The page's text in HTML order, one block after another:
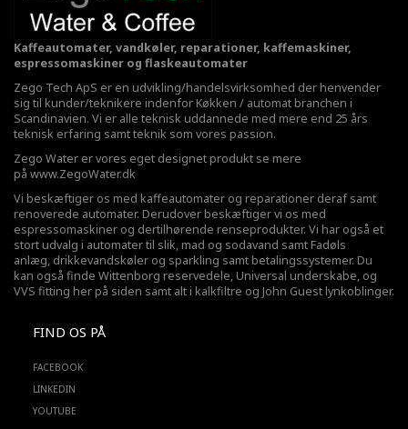
Kaffeautomater, vandkøler, reparationer, kaffemaskiner,
espressomaskiner og flaskeautomater
Zego Tech ApS er en udvikling/handelsvirksomhed der henvender
sig til kunder/teknikere indenfor Køkken / automat branchen i
Scandinavien. Vi er alle teknisk uddannede med mere end 25 års
teknisk erfaring samt teknik som vores passion.
Zego Water er vores eget designet produkt se mere
på www.ZegoWater.dk
Vi beskæftiger os med kaffeautomater og reparationer deraf samt
renoverede automater. Derudover beskæftiger vi os med
espressomaskiner og dertilhørende renseprodukter. Vi har også et
stort udvalg i automater til slik, mad og sodavand samt Fadøls
anlæg, drikkevandskøler og sparkling samt betalingssystemer. Du
kan også finde Wittenborg reservedele, Universal underskabe, og
VVS fitting her på siden samt alt i kalkfiltre og John Guest lynkoblinger.
FIND OS PÅ
FACEBOOK
LINKEDIN
YOUTUBE